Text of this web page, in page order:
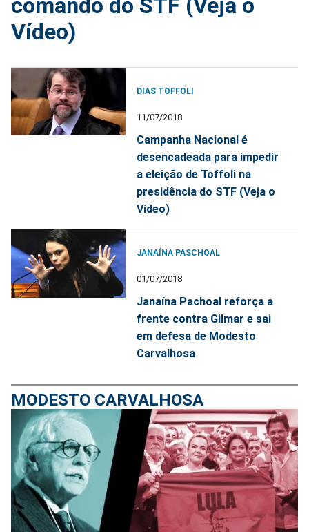
Vídeo)
DIAS TOFFOLI
11/07/2018
Campanha Nacional é
desencadeada para impedir
a eleição de Toffoli na
presidência do STF (Veja o
Vídeo)
JANAÍNA PASCHOAL
01/07/2018
Janaína Pachoal reforça a
frente contra Gilmar e sai
em defesa de Modesto
Carvalhosa
MODESTO CARVALHOSA